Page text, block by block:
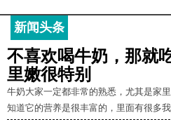
新闻头条
不喜欢喝牛奶，那就
里嫩很特别
牛奶大家一定都非常的熟悉，尤其是家
知道它的营养是很丰富的，里面有很多我